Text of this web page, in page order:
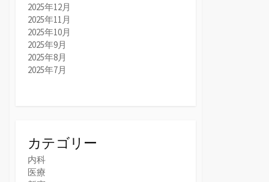
2025年12月
2025年11月
2025年10月
2025年9月
2025年8月
2025年7月
カテゴリー
内科
医療